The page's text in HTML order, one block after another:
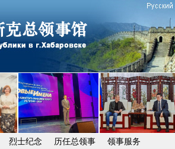
烈士纪念 历任总领事 领事服务